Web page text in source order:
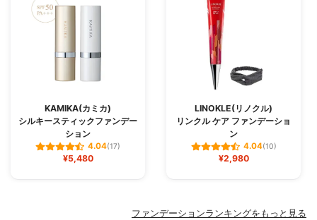
KAMIKA(カミカ)
シルキースティックファンデー
ション
4.04(17)
¥5,480
LINOKLE(リノクル)
リンクル ケア ファンデーショ
ン
4.04(10)
¥2,980
ファンデーションランキングをもっと見る